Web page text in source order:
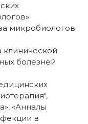
микробиологов
болезней
«Анналы
в